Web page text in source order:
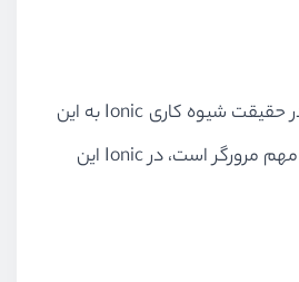
Ionic از تکنولوژی‌های فرانت-اند مانند HTML، CSS و Javascript استفاده می‌کند. همچنین برای توسعه اپلیکیشن‌ها از فریمورک Angular نیز بهره می‌گیرید. در حقیقت شیوه کاری Ionic به این
صورت است که شما اپلیکیشن مورد نظرتان را با استفاده از Angular ساخته و سپس آن را در یک WebView نمایش می‌دهید. WebView یکی از کامپوننت‌های مهم مرورگر است، در Ionic این